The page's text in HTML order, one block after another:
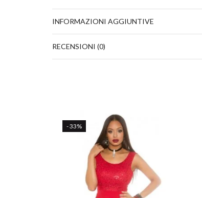
INFORMAZIONI AGGIUNTIVE
RECENSIONI (0)
- 33%